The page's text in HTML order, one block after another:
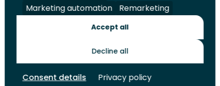
op
LinkedIn
op
Facebook
op
YouTube
op
Instagram
Juridisch Security A-Z Index
Contact
Toekomstmakers
Marketing automation
Remarketing
Accept all
Decline all
Consent details Privacy policy